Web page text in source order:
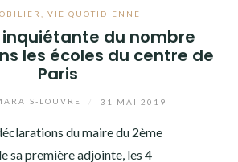
VIE QUOTIDIENNE
inquiétante du nombre
les écoles du centre de
Paris
LOUVRE 31 MAI 2019
du maire du 2ème
sa première adjointe, les 4